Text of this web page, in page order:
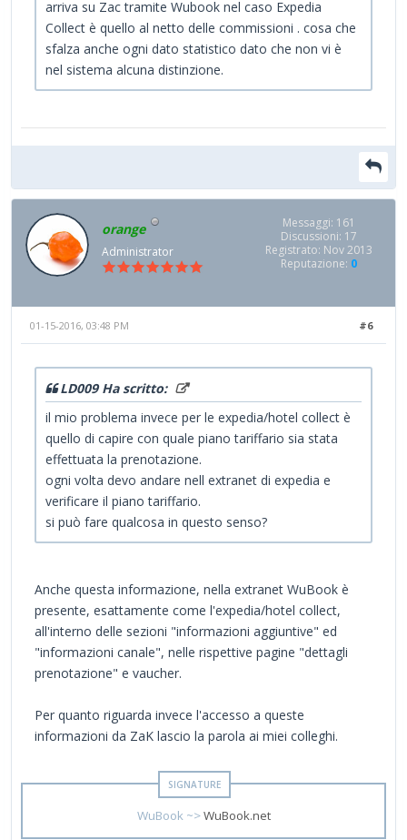
arriva su Zac tramite Wubook nel caso Expedia
Collect è quello al netto delle commissioni . cosa che
sfalza anche ogni dato statistico dato che non vi è
nel sistema alcuna distinzione.
orange
Administrator
Messaggi: 161
Discussioni: 17
Registrato: Nov 2013
Reputazione: 0
#6
01-15-2016, 03:48 PM
LD009 Ha scritto:
il mio problema invece per le expedia/hotel collect è
quello di capire con quale piano tariffario sia stata
effettuata la prenotazione.
ogni volta devo andare nell extranet di expedia e
verificare il piano tariffario.
si può fare qualcosa in questo senso?
Anche questa informazione, nella extranet WuBook è
presente, esattamente come l'expedia/hotel collect,
all'interno delle sezioni "informazioni aggiuntive" ed
"informazioni canale", nelle rispettive pagine "dettagli
prenotazione" e vaucher.
Per quanto riguarda invece l'accesso a queste
informazioni da ZaK lascio la parola ai miei colleghi.
WuBook ~>WuBook.net